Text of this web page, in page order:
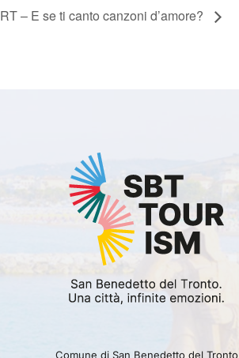
– E se ti canto canzoni d’amore?
Comune di San Benedetto del Tronto